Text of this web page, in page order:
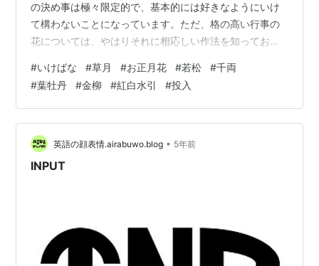
の決め事は極々限定的で、基本的には好きなようにいけ
て構わないことになっています。ただ、格の高い行事の
花については、やはりそれに相応しい作法を知っておい
ぶように、お正月を祝う花にも様々な願いを込めた花材
が使われます。王道の松・竹・梅に赤い実の千両や南
天、万年青、花ものは菊、葉牡丹、百合、水仙、蘭な
ど、金銀に着色した柳や竹を添えて華やかさをプラスし
たりします。柑橘系の実ものは響きが「吉」となること
から縁起物として好まれますし、椿や木瓜も良いで…
#いけばな #草月 #お正月花 #若松 #千両
#葉牡丹 #金柳 #紅白水引 #投入
英語の顔表情.airabuwo.blog • 5年前
INPUT